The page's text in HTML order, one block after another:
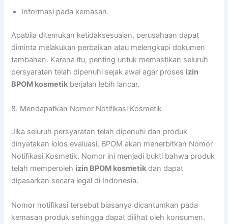
Informasi pada kemasan.
Apabila ditemukan ketidaksesuaian, perusahaan dapat
diminta melakukan perbaikan atau melengkapi dokumen
tambahan. Karena itu, penting untuk memastikan seluruh
persyaratan telah dipenuhi sejak awal agar proses izin
BPOM kosmetik berjalan lebih lancar.
8. Mendapatkan Nomor Notifikasi Kosmetik
Jika seluruh persyaratan telah dipenuhi dan produk
dinyatakan lolos evaluasi, BPOM akan menerbitkan Nomor
Notifikasi Kosmetik. Nomor ini menjadi bukti bahwa produk
telah memperoleh izin BPOM kosmetik dan dapat
dipasarkan secara legal di Indonesia.
Nomor notifikasi tersebut biasanya dicantumkan pada
kemasan produk sehingga dapat dilihat oleh konsumen.